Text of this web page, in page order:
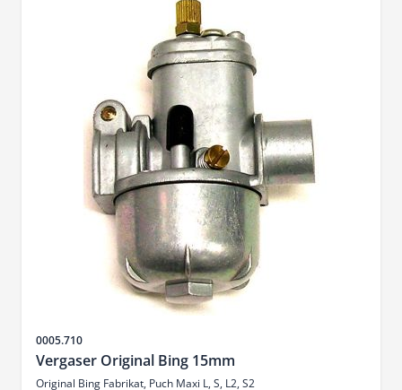
SKU
0005.710
Vergaser Original Bing 15mm
Original Bing Fabrikat, Puch Maxi L, S, L2, S2